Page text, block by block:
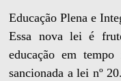
Educação Plena e
Essa nova lei é
educação em
sancionada a lei nº